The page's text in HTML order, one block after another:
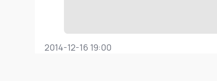
2014-12-16 19:00